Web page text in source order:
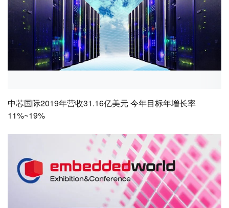
中芯国际2019年营收31.16亿美元 今年目标年增长率
11%~19%